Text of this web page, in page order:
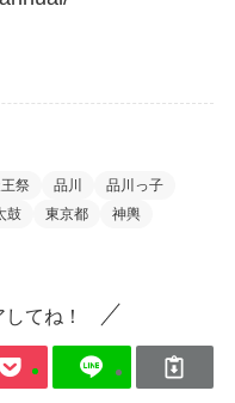
祭 品川
品川っ子
鼓 東京都
神輿
てね！